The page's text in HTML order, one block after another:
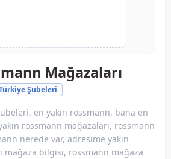
Mağazaları
Şubeleri
en yakın rossmann, bana en
rossmann mağazaları, rossmann
nerede var, adresime yakın
mağaza bilgisi, rossmann mağaza